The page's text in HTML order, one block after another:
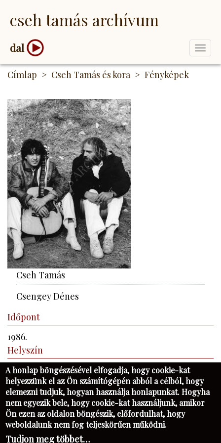
cseh tamás archívum
dal
Címlap Cseh Tamás és kora Fényképek
Cseh Tamás
Csengey Dénes
Időpont
1986.
Helyszín
Öskü
​Kőbányai János felvétele
FB
KAPCSOLAT
KATALÓGUSKERESŐ - OPAC
A honlap böngészésével elfogadja, hogy cookie-kat
helyezzünk el az Ön számítógépén abból a célból, hogy
elemezni tudjuk, hogyan használja honlapunkat. Hogyha
nem egyezik bele, hogy cookie-kat használjunk, amikor
Ön ezen az oldalon böngészik, előfordulhat, hogy
weboldalunk nem fog teljeskörűen működni.
Tudjon meg többet…